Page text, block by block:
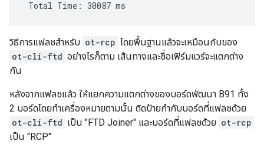
วิธีการแฟลชสำหรับ ot-rcp โดยพื้นฐานแล้วจะเหมือนกับของ
ot-cli-ftd อย่างไรก็ตาม เส้นทางและชื่อเฟิร์มแวร์จะแตกต่าง
กัน
หลังจากแฟลชแล้ว ให้แยกความแตกต่างของบอร์ดพัฒนา B91 ทั้ง
2 บอร์ดโดยทำเครื่องหมายตามนั้น ติดป้ายกำกับบอร์ดที่แฟลชด้วย
ot-cli-ftd เป็น "FTD Joiner" และบอร์ดที่แฟลชด้วย ot-rcp
เป็น "RCP"